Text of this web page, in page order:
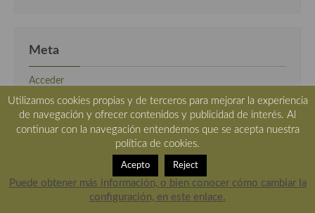
Meta
Acceder
Feed de entradas
Feed de comentarios
Utilizamos cookies propias y de terceros para mejorar la experiencia
de navegación y ofrecer contenidos y publicidad de interés. Al
continuar con la navegación entendemos que se acepta nuestra
política de cookies.
Acepto Reject
Puede obtener más información, o bien conocer cómo cambiar la
configuración, en este enlace.